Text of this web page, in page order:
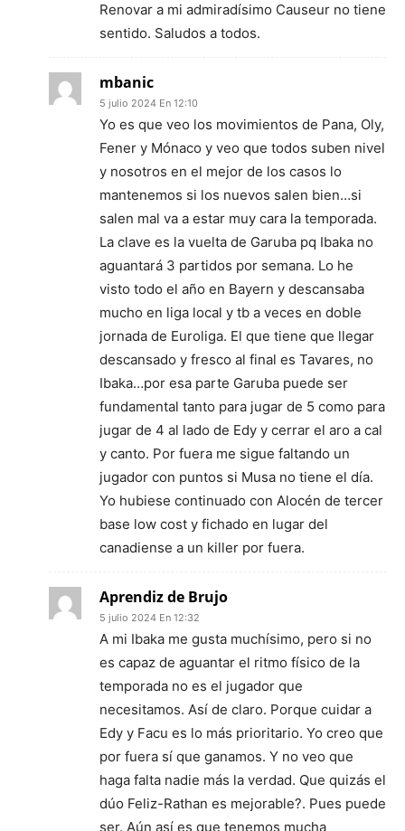
Renovar a mi admiradísimo Causeur no tiene
sentido. Saludos a todos.
mbanic
5 julio 2024 En 12:10
Yo es que veo los movimientos de Pana, Oly,
Fener y Mónaco y veo que todos suben nivel
y nosotros en el mejor de los casos lo
mantenemos si los nuevos salen bien…si
salen mal va a estar muy cara la temporada.
La clave es la vuelta de Garuba pq Ibaka no
aguantará 3 partidos por semana. Lo he
visto todo el año en Bayern y descansaba
mucho en liga local y tb a veces en doble
jornada de Euroliga. El que tiene que llegar
descansado y fresco al final es Tavares, no
Ibaka…por esa parte Garuba puede ser
fundamental tanto para jugar de 5 como para
jugar de 4 al lado de Edy y cerrar el aro a cal
y canto. Por fuera me sigue faltando un
jugador con puntos si Musa no tiene el día.
Yo hubiese continuado con Alocén de tercer
base low cost y fichado en lugar del
canadiense a un killer por fuera.
Aprendiz de Brujo
5 julio 2024 En 12:32
A mi Ibaka me gusta muchísimo, pero si no
es capaz de aguantar el ritmo físico de la
temporada no es el jugador que
necesitamos. Así de claro. Porque cuidar a
Edy y Facu es lo más prioritario. Yo creo que
por fuera sí que ganamos. Y no veo que
haga falta nadie más la verdad. Que quizás el
dúo Feliz-Rathan es mejorable?. Pues puede
ser. Aún así es que tenemos mucha